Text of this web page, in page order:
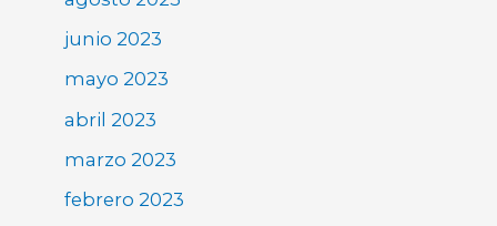
junio 2023
mayo 2023
abril 2023
marzo 2023
febrero 2023